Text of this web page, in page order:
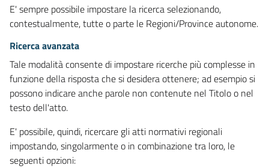
E' sempre possibile impostare la ricerca selezionando,
contestualmente, tutte o parte le Regioni/Province autonome.
Ricerca avanzata
Tale modalità consente di impostare ricerche più complesse in
funzione della risposta che si desidera ottenere; ad esempio si
possono indicare anche parole non contenute nel Titolo o nel
testo dell'atto.
E' possibile, quindi, ricercare gli atti normativi regionali
impostando, singolarmente o in combinazione tra loro, le
seguenti opzioni: